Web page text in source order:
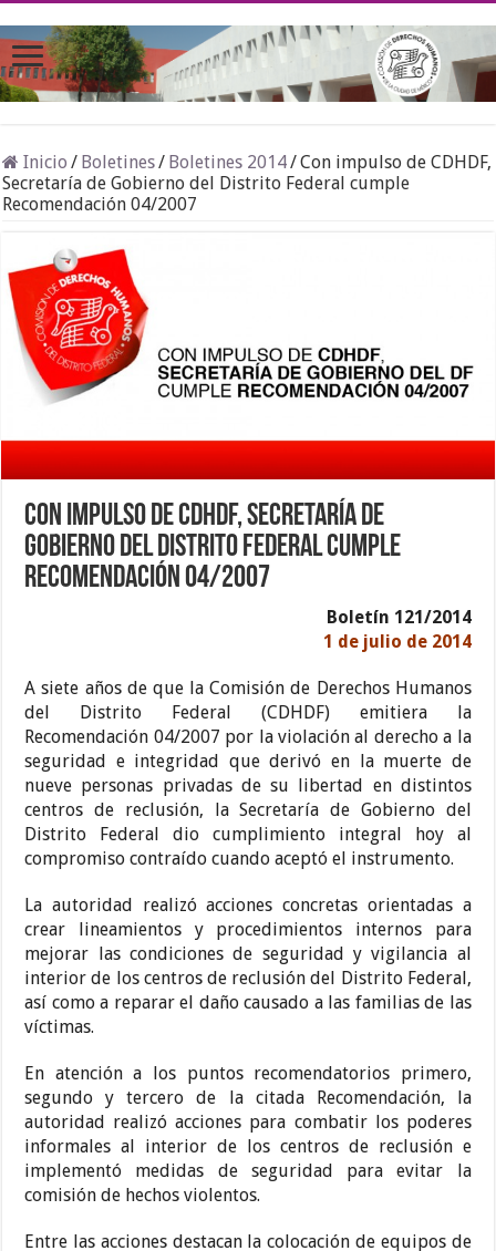
Inicio / Boletines/ Boletines 2014/Con impulso de CDHDF,
Secretaría de Gobierno del Distrito Federal cumple
Recomendación 04/2007
Con impulso de CDHDF, Secretaría de
Gobierno del Distrito Federal cumple
Recomendación 04/2007
Boletín 121/2014
1 de julio de 2014
A siete años de que la Comisión de Derechos Humanos
del Distrito Federal (CDHDF) emitiera la
Recomendación 04/2007 por la violación al derecho a la
seguridad e integridad que derivó en la muerte de
nueve personas privadas de su libertad en distintos
centros de reclusión, la Secretaría de Gobierno del
Distrito Federal dio cumplimiento integral hoy al
compromiso contraído cuando aceptó el instrumento.
La autoridad realizó acciones concretas orientadas a
crear lineamientos y procedimientos internos para
mejorar las condiciones de seguridad y vigilancia al
interior de los centros de reclusión del Distrito Federal,
así como a reparar el daño causado a las familias de las
víctimas.
En atención a los puntos recomendatorios primero,
segundo y tercero de la citada Recomendación, la
autoridad realizó acciones para combatir los poderes
informales al interior de los centros de reclusión e
implementó medidas de seguridad para evitar la
comisión de hechos violentos.
Entre las acciones destacan la colocación de equipos de